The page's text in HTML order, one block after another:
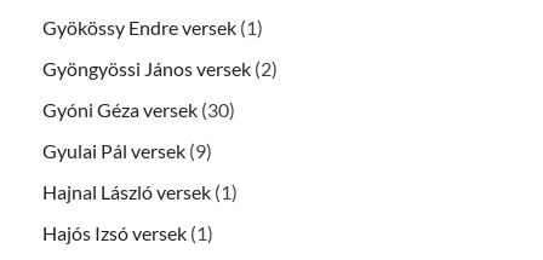
Gyökössy Endre versek (1)
Gyöngyössi János versek (2)
Gyóni Géza versek (30)
Gyulai Pál versek (9)
Hajnal László versek (1)
Hajós Izsó versek (1)